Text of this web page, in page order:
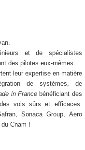
et de spécialistes
des pilotes eux-mêmes.
leur expertise en matière
de systèmes, de
in Francebénéficiant des
des vols sûrs et efficaces.
Sonaca Group, Aero
Cnam !